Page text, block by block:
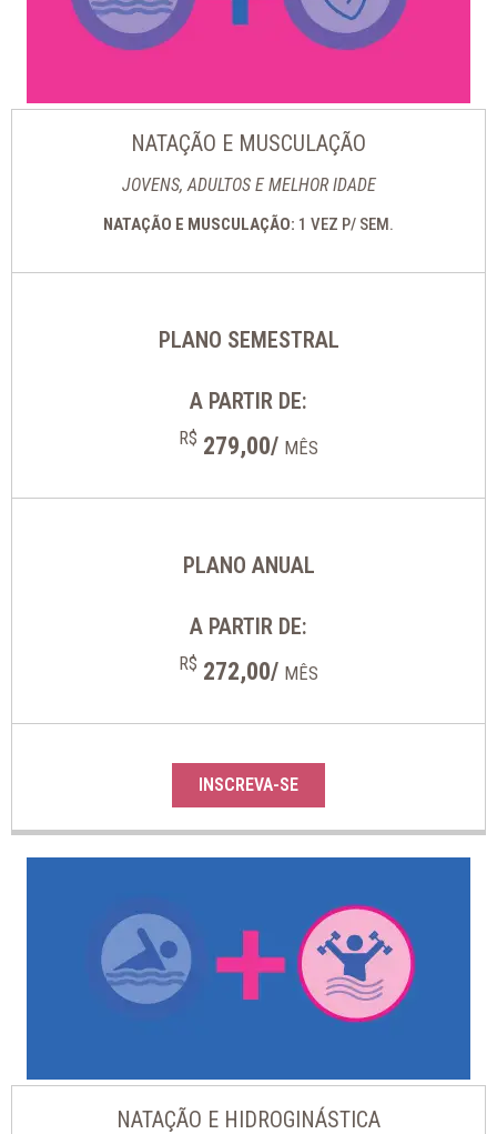
NATAÇÃO E MUSCULAÇÃO
JOVENS, ADULTOS E MELHOR IDADE
NATAÇÃO E MUSCULAÇÃO: 1 VEZ P/ SEM.
PLANO SEMESTRAL
A PARTIR DE:
R$ 279,00/ MÊS
PLANO ANUAL
A PARTIR DE:
R$ 272,00/ MÊS
INSCREVA-SE
NATAÇÃO E HIDROGINÁSTICA